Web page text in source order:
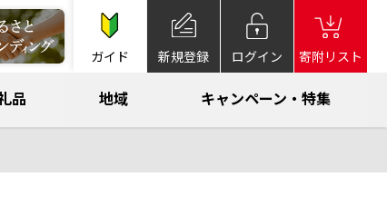
ガイド 新規登録 ログイン 寄附リスト
品 地域 キャンペーン・特集